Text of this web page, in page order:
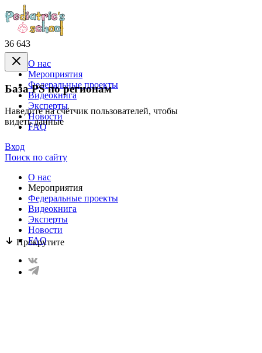
36 643
База PS по регионам
Наведите на счётчик пользователей, чтобы
видеть данные
Прокрутите
О нас
Mероприятия
Федеральные проекты
Видеокнига
Эксперты
Новости
FAQ
Вход
Поиск по сайту
О нас
Mероприятия
Федеральные проекты
Видеокнига
Эксперты
Новости
FAQ